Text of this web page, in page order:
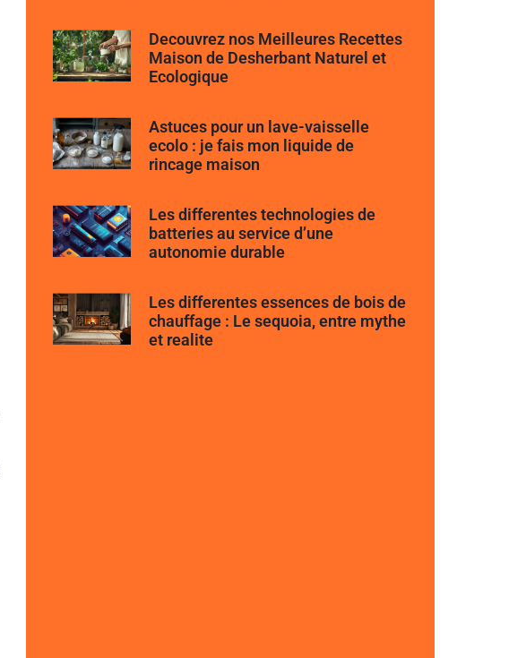
Decouvrez nos Meilleures Recettes
Maison de Desherbant Naturel et
Ecologique
Astuces pour un lave-vaisselle
ecolo : je fais mon liquide de
rincage maison
Les differentes technologies de
batteries au service d’une
autonomie durable
Les differentes essences de bois de
chauffage : Le sequoia, entre mythe
et realite